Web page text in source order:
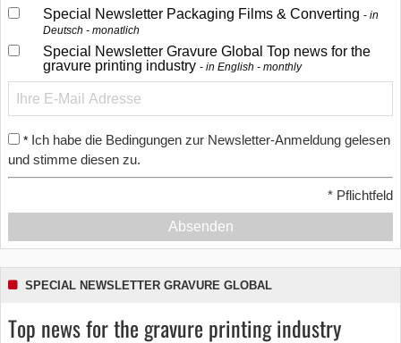
Special Newsletter Packaging Films & Converting
in
Deutsch - monatlich
Special Newsletter Gravure Global Top news for the
gravure printing industry
in English - monthly
* Ich habe die Bedingungen zur Newsletter-Anmeldung gelesen
und stimme diesen zu.
* Pflichtfeld
Absenden
SPECIAL NEWSLETTER GRAVURE GLOBAL
Top news for the gravure printing industry